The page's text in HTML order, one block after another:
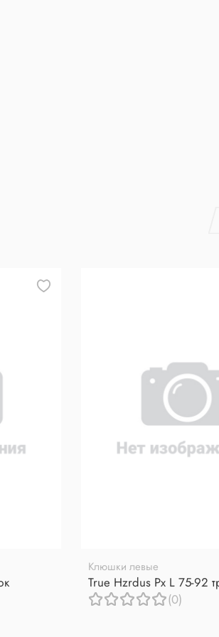
Клюшки левые
True Hzrdus Px L 75-92
(0)